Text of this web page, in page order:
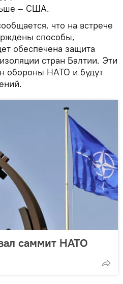
– США.
что на встрече
способы,
обеспечена защита
стран Балтии. Эти
обороны НАТО и будут
саммит НАТО